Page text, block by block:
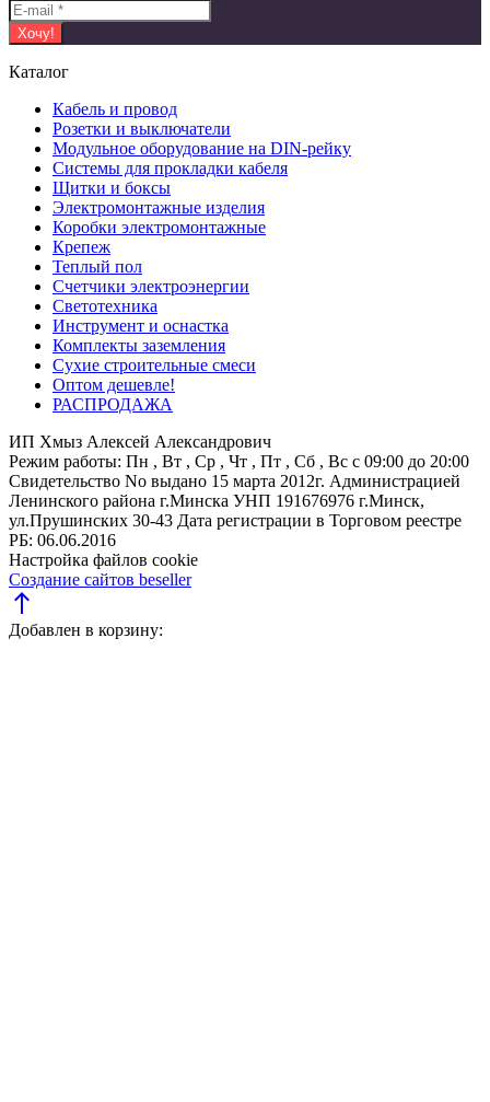
Каталог
Кабель и провод
Розетки и выключатели
Модульное оборудование на DIN-рейку
Системы для прокладки кабеля
Щитки и боксы
Электромонтажные изделия
Коробки электромонтажные
Крепеж
Теплый пол
Счетчики электроэнергии
Светотехника
Инструмент и оснастка
Комплекты заземления
Сухие строительные смеси
Оптом дешевле!
РАСПРОДАЖА
ИП Хмыз Алексей Александрович
Режим работы: Пн , Вт , Ср , Чт , Пт , Сб , Вс c 09:00 до 20:00
Свидетельство No выдано 15 марта 2012г. Администрацией
Ленинского района г.Минска УНП 191676976 г.Минск,
ул.Прушинских 30-43 Дата регистрации в Торговом реестре
РБ: 06.06.2016
Настройка файлов cookie
Создание сайтов beseller
north
Добавлен в корзину: